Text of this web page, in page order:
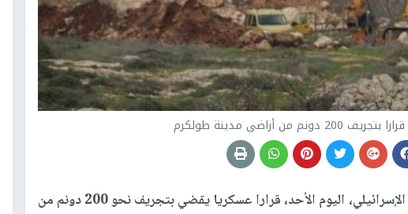
من أراضي مدينة طولكرم
أصدر جيش الاحتلال الإسرائيلي، اليوم الأحد، قرارا عسكريا يقضي بتجريف نحو 200 دونم من